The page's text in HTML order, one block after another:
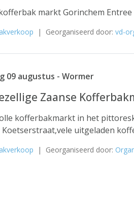
markt Gorinchem Entree
| Georganiseerd door: vd-
09 augustus - Wormer
Zaanse
kofferbakmarkt in het
Koetserstraat,vele uitgeladen
| Georganiseerd door: